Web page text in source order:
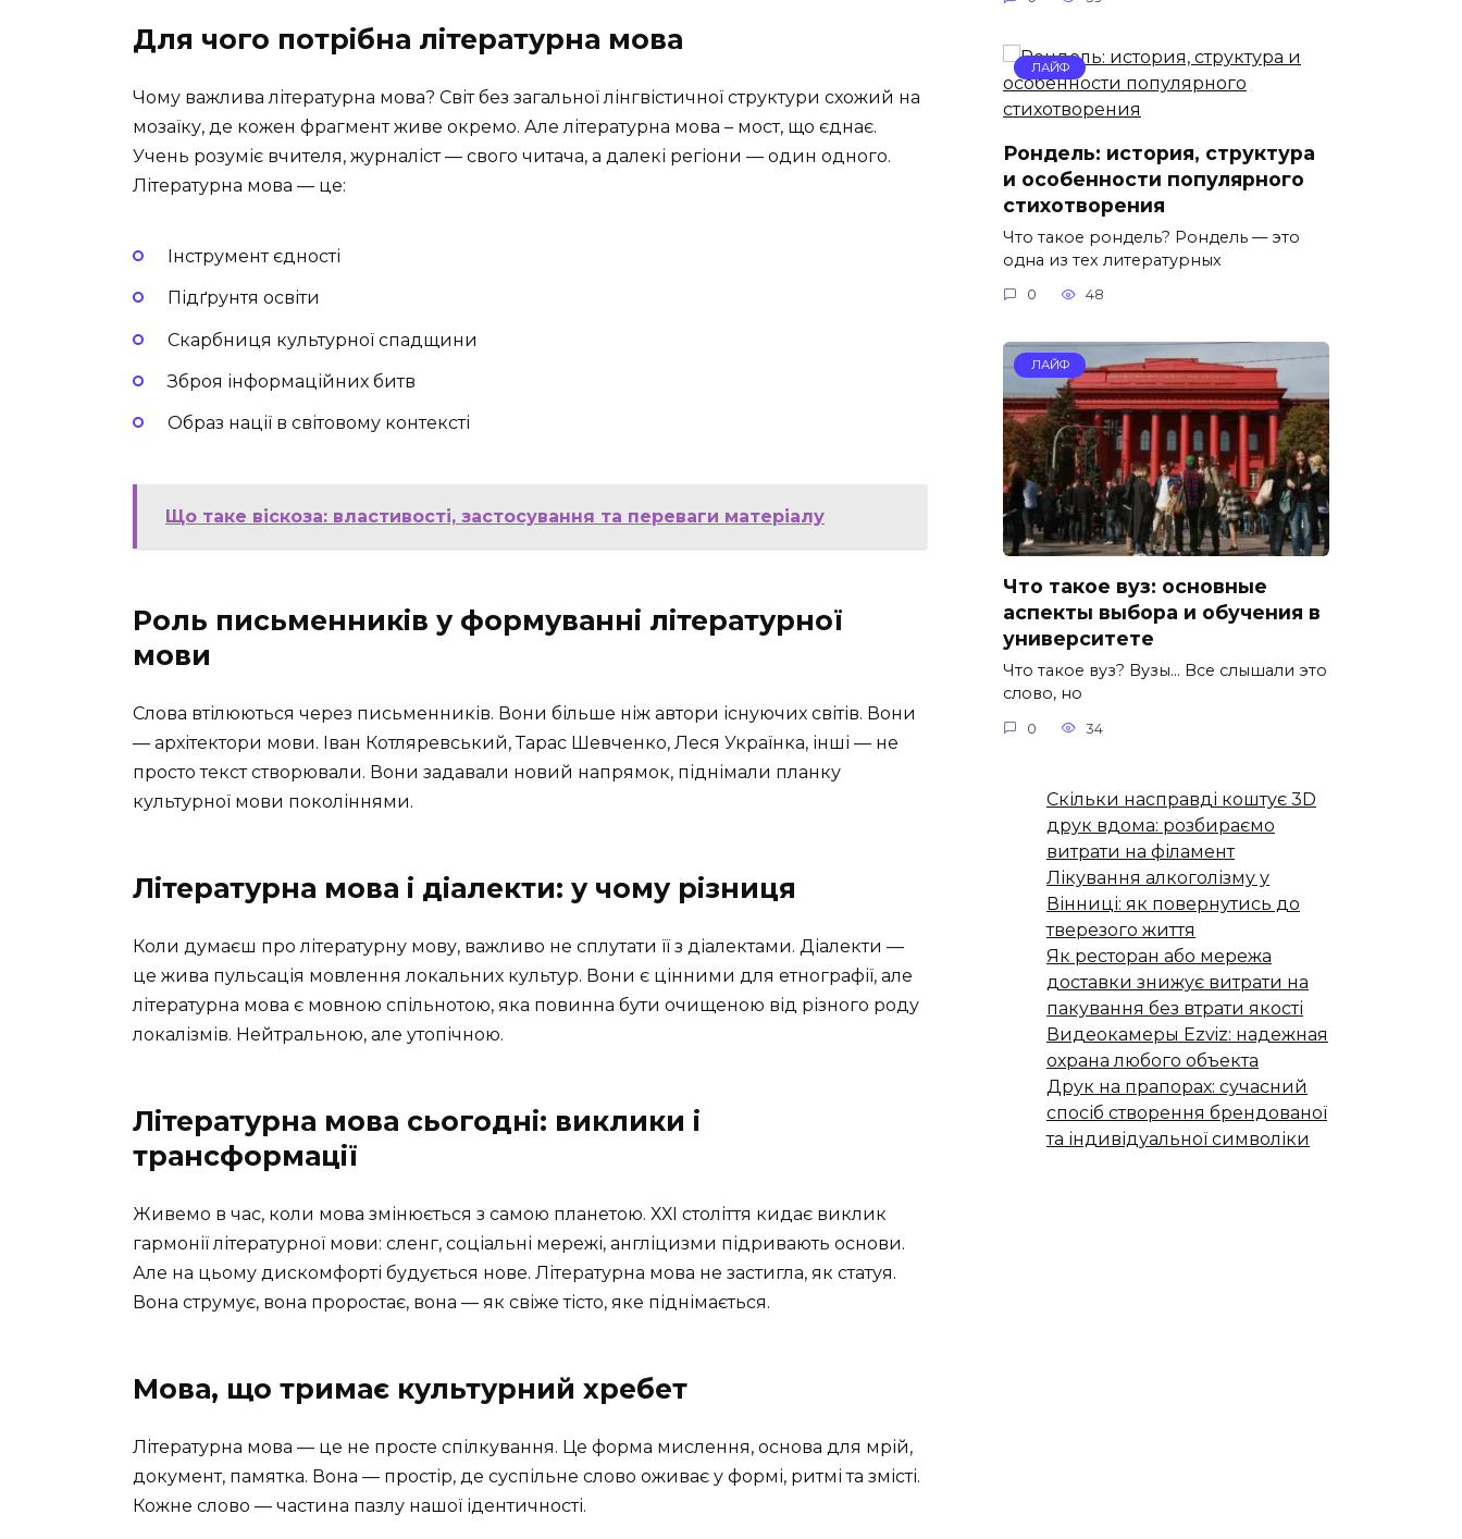
Для чого потрібна літературна мова
Чому важлива літературна мова? Світ без загальної лінгвістичної структури схожий на
мозаїку, де кожен фрагмент живе окремо. Але літературна мова – мост, що єднає.
Учень розуміє вчителя, журналіст — свого читача, а далекі регіони — один одного.
Літературна мова — це:
Інструмент єдності
Підґрунтя освіти
Скарбниця культурної спадщини
Зброя інформаційних битв
Образ нації в світовому контексті
Що таке віскоза: властивості, застосування та переваги матеріалу
Роль письменників у формуванні літературної
мови
Слова втілюються через письменників. Вони більше ніж автори існуючих світів. Вони
— архітектори мови. Іван Котляревський, Тарас Шевченко, Леся Українка, інші — не
просто текст створювали. Вони задавали новий напрямок, піднімали планку
культурної мови поколіннями.
Літературна мова і діалекти: у чому різниця
Коли думаєш про літературну мову, важливо не сплутати її з діалектами. Діалекти —
це жива пульсація мовлення локальних культур. Вони є цінними для етнографії, але
літературна мова є мовною спільнотою, яка повинна бути очищеною від різного роду
локалізмів. Нейтральною, але утопічною.
Літературна мова сьогодні: виклики і
трансформації
Живемо в час, коли мова змінюється з самою планетою. ХХІ століття кидає виклик
гармонії літературної мови: сленг, соціальні мережі, англіцизми підривають основи.
Але на цьому дискомфорті будується нове. Літературна мова не застигла, як статуя.
Вона струмує, вона проростає, вона — як свіже тісто, яке піднімається.
Мова, що тримає культурний хребет
Літературна мова — це не просте спілкування. Це форма мислення, основа для мрій,
документ, памятка. Вона — простір, де суспільне слово оживає у формі, ритмі та змісті.
Кожне слово — частина пазлу нашої ідентичності.
ЛАЙФ
Рондель: история, структура
и особенности популярного
стихотворения
Что такое рондель? Рондель — это
одна из тех литературных
0 48
ЛАЙФ
Что такое вуз: основные
аспекты выбора и обучения в
университете
Что такое вуз? Вузы… Все слышали это
слово, но
0 34
Скільки насправді коштує 3D
друк вдома: розбираємо
витрати на філамент
Лікування алкоголізму у
Вінниці: як повернутись до
тверезого життя
Як ресторан або мережа
доставки знижує витрати на
пакування без втрати якості
Видеокамеры Ezviz: надежная
охрана любого объекта
Друк на прапорах: сучасний
спосіб створення брендованої
та індивідуальної символіки